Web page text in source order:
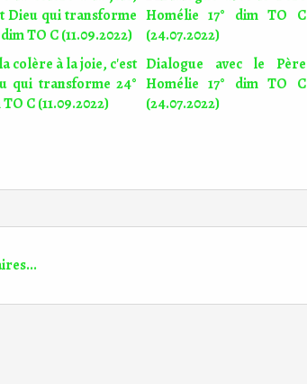
colère à la joie, c'est
qui transforme 24°
C (11.09.2022)
Dialogue avec le Père
Homélie 17° dim TO C
(24.07.2022)